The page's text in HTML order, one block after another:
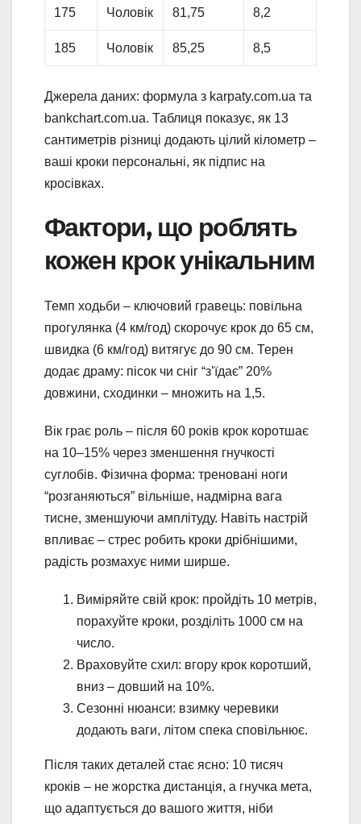
175 Чоловік 81,75 8,2
185 Чоловік 85,25 8,5
Джерела даних: формула з karpaty.com.ua та
bankchart.com.ua. Таблиця показує, як 13
сантиметрів різниці додають цілий кілометр –
ваші кроки персональні, як підпис на
кросівках.
Фактори, що роблять
кожен крок унікальним
Темп ходьби – ключовий гравець: повільна
прогулянка (4 км/год) скорочує крок до 65 см,
швидка (6 км/год) витягує до 90 см. Терен
додає драму: пісок чи сніг “з’їдає” 20%
довжини, сходинки – множить на 1,5.
Вік грає роль – після 60 років крок коротшає
на 10–15% через зменшення гнучкості
суглобів. Фізична форма: треновані ноги
“розганяються” вільніше, надмірна вага
тисне, зменшуючи амплітуду. Навіть настрій
впливає – стрес робить кроки дрібнішими,
радість розмахує ними ширше.
Виміряйте свій крок: пройдіть 10 метрів,
порахуйте кроки, розділіть 1000 см на
число.
Враховуйте схил: вгору крок коротший,
вниз – довший на 10%.
Сезонні нюанси: взимку черевики
додають ваги, літом спека сповільнює.
Після таких деталей стає ясно: 10 тисяч
кроків – не жорстка дистанція, а гнучка мета,
що адаптується до вашого життя, ніби